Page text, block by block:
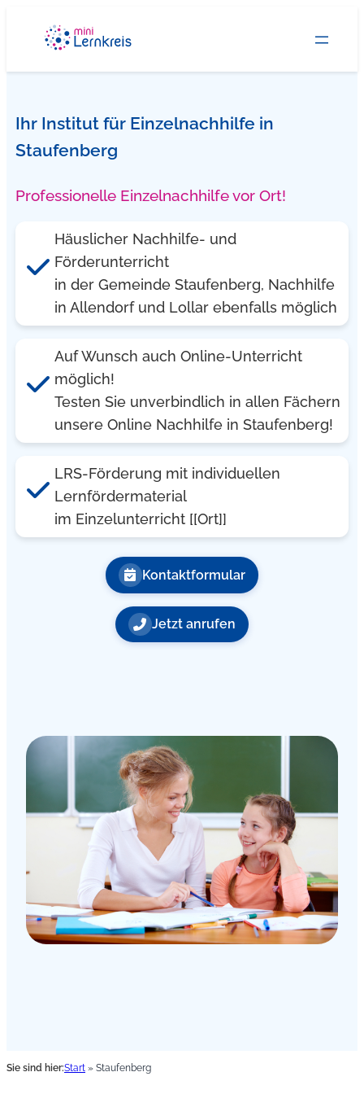
springen
Ihr Institut für Einzelnachhilfe in
Staufenberg
Professionelle Einzelnachhilfe vor Ort!
Häuslicher Nachhilfe- und
Förderunterricht
in der Gemeinde Staufenberg, Nachhilfe
in Allendorf und Lollar ebenfalls möglich
Auf Wunsch auch Online-Unterricht
möglich!
Testen Sie unverbindlich in allen Fächern
unsere Online Nachhilfe in Staufenberg!
LRS-Förderung mit individuellen
Lernfördermaterial
im Einzelunterricht [[Ort]]
Kontaktformular
Jetzt anrufen
Sie sind hier:Start » Staufenberg